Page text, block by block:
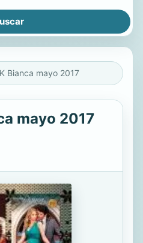
Bianca mayo 2017
mayo 2017